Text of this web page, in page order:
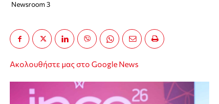
Newsroom 3
Ακολουθήστε μας στο Google News